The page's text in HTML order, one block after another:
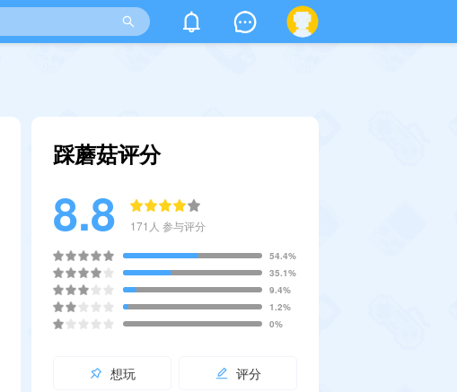
踩蘑菇评分
8.8 171 人 参与评分
54.4%
35.1%
9.4%
1.2%
0%
想玩 评分